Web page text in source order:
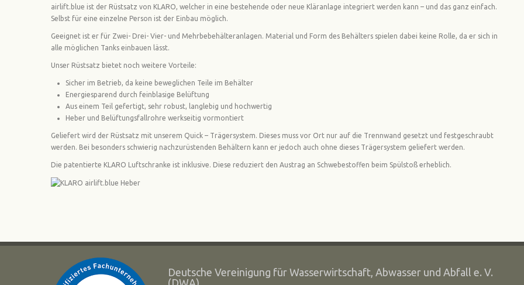
airlift.blue ist der Rüstsatz von KLARO, welcher in eine bestehende oder neue Kläranlage integriert werden kann – und das ganz einfach.
Selbst für eine einzelne Person ist der Einbau möglich.
Geeignet ist er für Zwei- Drei- Vier- und Mehrbebehälteranlagen. Material und Form des Behälters spielen dabei keine Rolle, da er sich in
alle möglichen Tanks einbauen lässt.
Unser Rüstsatz bietet noch weitere Vorteile:
Sicher im Betrieb, da keine beweglichen Teile im Behälter
Energiesparend durch feinblasige Belüftung
Aus einem Teil gefertigt, sehr robust, langlebig und hochwertig
Heber und Belüftungsfallrohre werkseitig vormontiert
Geliefert wird der Rüstsatz mit unserem Quick – Trägersystem. Dieses muss vor Ort nur auf die Trennwand gesetzt und festgeschraubt
werden. Bei besonders schwierig nachzurüstenden Behältern kann er jedoch auch ohne dieses Trägersystem geliefert werden.
Die patentierte KLARO Luftschranke ist inklusive. Diese reduziert den Austrag an Schwebestoffen beim Spülstoß erheblich.
Deutsche Vereinigung für Wasserwirtschaft, Abwasser und Abfall e. V.
(DWA)